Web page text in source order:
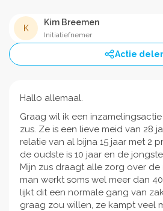
K
Kim Breemen
Initiatiefnemer
Actie
Hallo allemaal.
Graag wil ik een
zus. Ze is een lieve meid van 28
relatie van al bijna 15 jaar met 2
de oudste is 10 jaar en de
Mijn zus draagt alle zorg over de
man werkt soms wel meer dan
lijkt dit een normale gang van
graag zou willen, ze kampt veel